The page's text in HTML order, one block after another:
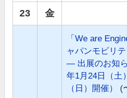
23 金
「We are
ャパンモビリ
― 出展のお知
年1月24日（土
（日）開催）
(